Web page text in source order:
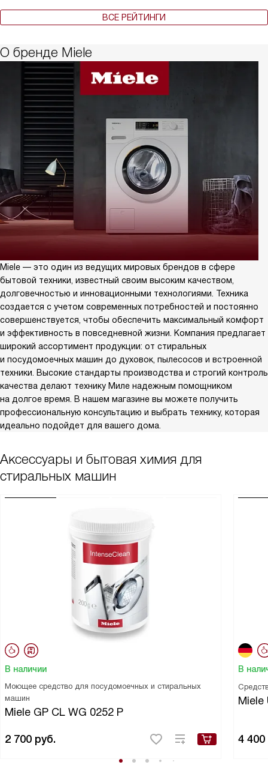
ВСЕ РЕЙТИНГИ
О бренде Miele
Miele — это один из ведущих мировых брендов в сфере
бытовой техники, известный своим высоким качеством,
долговечностью и инновационными технологиями. Техника
создается с учетом современных потребностей и постоянно
совершенствуется, чтобы обеспечить максимальный комфорт
и эффективность в повседневной жизни. Компания предлагает
широкий ассортимент продукции: от стиральных
и посудомоечных машин до духовок, пылесосов и встроенной
техники. Высокие стандарты производства и строгий контроль
качества делают технику Миле надежным помощником
на долгое время. В нашем магазине вы можете получить
профессиональную консультацию и выбрать технику, которая
идеально подойдет для вашего дома.
Аксессуары и бытовая химия для
стиральных машин
В наличии
Моющее средство для посудомоечных и стиральных
машин
Miele GP CL WG 0252 P
2 700 руб.
В
Miele
4 400